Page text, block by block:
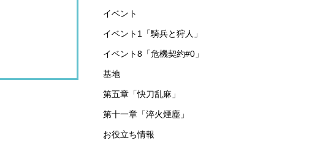
イベント
イベント1「騎兵と狩人」
イベント8「危機契約#0」
基地
第五章「快刀乱麻」
第十一章「淬火煙塵」
お役立ち情報